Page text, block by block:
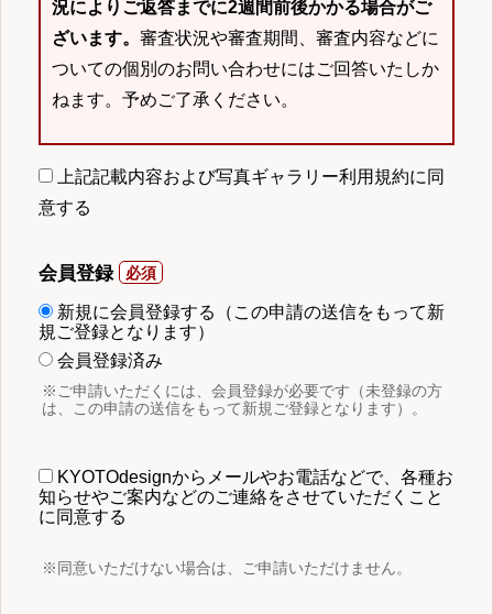
況によりご返答までに2週間前後かかる場合がご
ざいます。 審査状況や審査期間、審査内容などに
ついての個別のお問い合わせにはご回答いたしか
ねます。予めご了承ください。
上記記載内容および写真ギャラリー利用規約に同
意する
会員登録
新規に会員登録する（この申請の送信をもって新
規ご登録となります）
会員登録済み
※ご申請いただくには、会員登録が必要です（未登録の方
は、この申請の送信をもって新規ご登録となります）。
KYOTOdesignからメールやお電話などで、各種お
知らせやご案内などのご連絡をさせていただくこと
に同意する
※同意いただけない場合は、ご申請いただけません。